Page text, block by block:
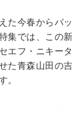
た今春からバ
集では、この
エフ・ニキー
た青森山田の
。